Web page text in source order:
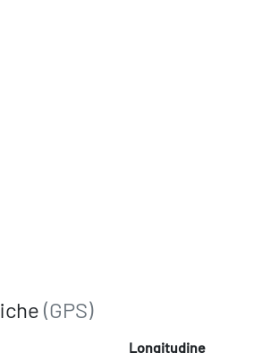
(GPS)
Longitudine